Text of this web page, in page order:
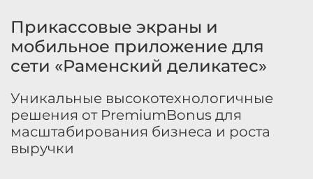
Прикассовые экраны и
мобильное приложение для
сети «Раменский деликатес»
Уникальные высокотехнологичные
решения от PremiumBonus для
масштабирования бизнеса и роста
выручки